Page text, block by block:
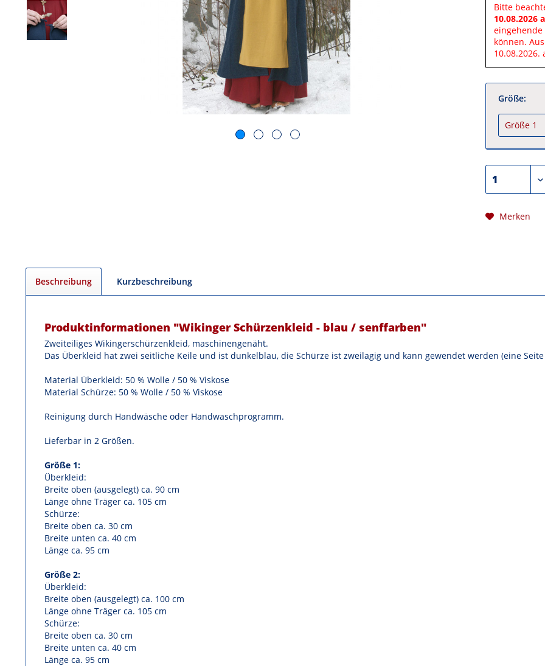
Bitte
10.08.2026
können.
Größe:
Merken
Beschreibung Kurzbeschreibung
Produktinformationen "Wikinger Schürzenkleid - blau / senffarben"
Zweiteiliges Wikingerschürzenkleid, maschinengenäht.
Das Überkleid hat zwei seitliche Keile und ist dunkelblau, die Schürze ist zweilagig und kann gewendet werden (eine
Material Überkleid: 50 % Wolle / 50 % Viskose
Material Schürze: 50 % Wolle / 50 % Viskose
Reinigung durch Handwäsche oder Handwaschprogramm.
Lieferbar in 2 Größen.
Größe 1:
Überkleid:
Breite oben (ausgelegt) ca. 90 cm
Länge ohne Träger ca. 105 cm
Schürze:
Breite oben ca. 30 cm
Breite unten ca. 40 cm
Länge ca. 95 cm
Größe 2:
Überkleid:
Breite oben (ausgelegt) ca. 100 cm
Länge ohne Träger ca. 105 cm
Schürze:
Breite oben ca. 30 cm
Breite unten ca. 40 cm
Länge ca. 95 cm